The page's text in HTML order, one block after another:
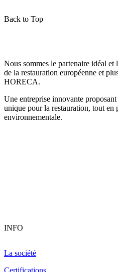
Back to Top
Nous sommes le partenaire idéal et
de la restauration européenne et
HORECA.
Une entreprise innovante
unique pour la restauration, tout en
environnementale.
INFO
La société
Certifications